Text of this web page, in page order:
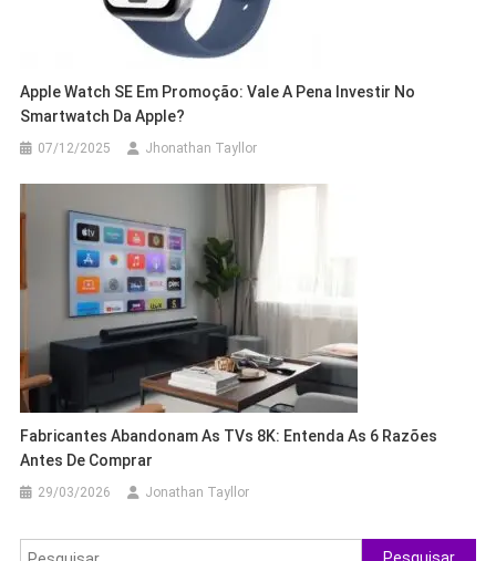
Apple Watch SE Em Promoção: Vale A Pena Investir No
Smartwatch Da Apple?
07/12/2025 Jhonathan Tayllor
Fabricantes Abandonam As TVs 8K: Entenda As 6 Razões
Antes De Comprar
29/03/2026 Jonathan Tayllor
Pesquisar